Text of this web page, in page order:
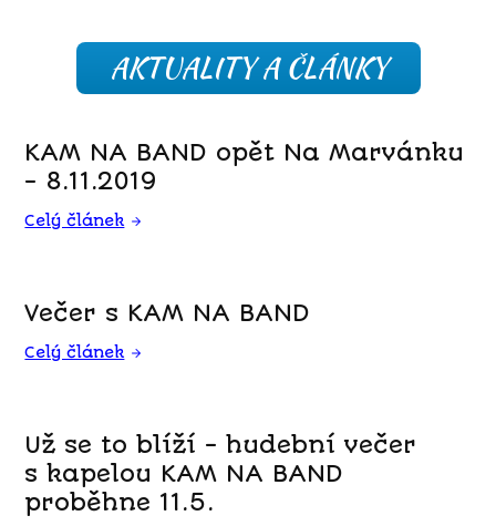
AKTUALITY A ČLÁNKY
KAM NA BAND opět Na Marvánku
- 8.11.2019
Celý článek
Večer s KAM NA BAND
Celý článek
Už se to blíží - hudební večer
s kapelou KAM NA BAND
proběhne 11.5.